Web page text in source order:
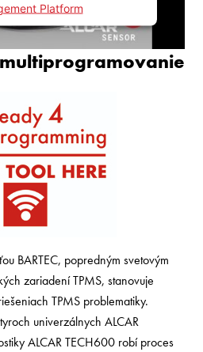
Platform
BARTEC, popredným svetovým
zariadení TPMS, stanovuje
TPMS problematiky.
univerzálnych ALCAR
ALCAR TECH600 robí proces